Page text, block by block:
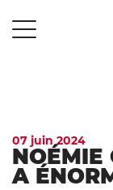
07 juin 2024
NOÉMIE
A